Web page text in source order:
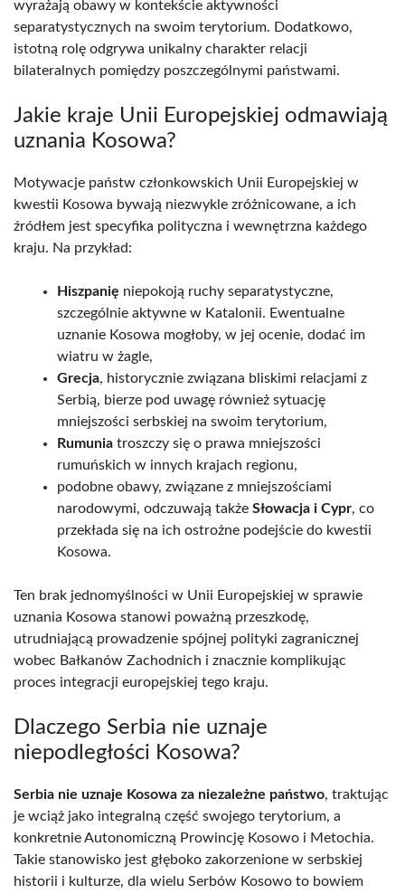
wyrażają obawy w kontekście aktywności
separatystycznych na swoim terytorium. Dodatkowo,
istotną rolę odgrywa unikalny charakter relacji
bilateralnych pomiędzy poszczególnymi państwami.
Jakie kraje Unii Europejskiej odmawiają
uznania Kosowa?
Motywacje państw członkowskich Unii Europejskiej w
kwestii Kosowa bywają niezwykle zróżnicowane, a ich
źródłem jest specyfika polityczna i wewnętrzna każdego
kraju. Na przykład:
Hiszpanię niepokoją ruchy separatystyczne,
szczególnie aktywne w Katalonii. Ewentualne
uznanie Kosowa mogłoby, w jej ocenie, dodać im
wiatru w żagle,
Grecja, historycznie związana bliskimi relacjami z
Serbią, bierze pod uwagę również sytuację
mniejszości serbskiej na swoim terytorium,
Rumunia troszczy się o prawa mniejszości
rumuńskich w innych krajach regionu,
podobne obawy, związane z mniejszościami
narodowymi, odczuwają także Słowacja i Cypr, co
przekłada się na ich ostrożne podejście do kwestii
Kosowa.
Ten brak jednomyślności w Unii Europejskiej w sprawie
uznania Kosowa stanowi poważną przeszkodę,
utrudniającą prowadzenie spójnej polityki zagranicznej
wobec Bałkanów Zachodnich i znacznie komplikując
proces integracji europejskiej tego kraju.
Dlaczego Serbia nie uznaje
niepodległości Kosowa?
Serbia nie uznaje Kosowa za niezależne państwo, traktując
je wciąż jako integralną część swojego terytorium, a
konkretnie Autonomiczną Prowincję Kosowo i Metochia.
Takie stanowisko jest głęboko zakorzenione w serbskiej
historii i kulturze, dla wielu Serbów Kosowo to bowiem